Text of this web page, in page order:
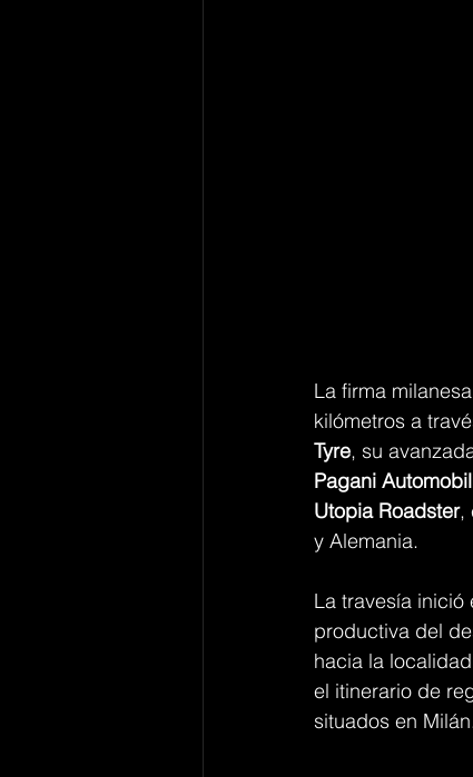
La firma milanesa
kilómetros a
Tyre, su
Pagani
Utopia Roadster,
y Alemania.
La travesía inició
productiva del
hacia la
el itinerario de
situados en